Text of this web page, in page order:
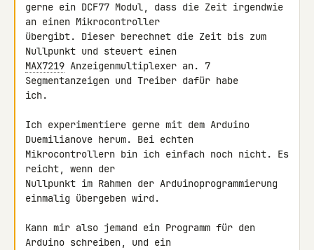
gerne ein DCF77 Modul, dass die Zeit irgendwie
an einen Mikrocontroller
übergibt. Dieser berechnet die Zeit bis zum
MAX7219 Anzeigenmultiplexer an. 7
Segmentanzeigen und Treiber dafür habe
ich.
Ich experimentiere gerne mit dem Arduino
Duemilianove herum. Bei echten
Mikrocontrollern bin ich einfach noch nicht. Es
reicht, wenn der
Nullpunkt im Rahmen der Arduinoprogrammierung
einmalig übergeben wird.
Kann mir also jemand ein Programm für den
Arduino schreiben, und ein